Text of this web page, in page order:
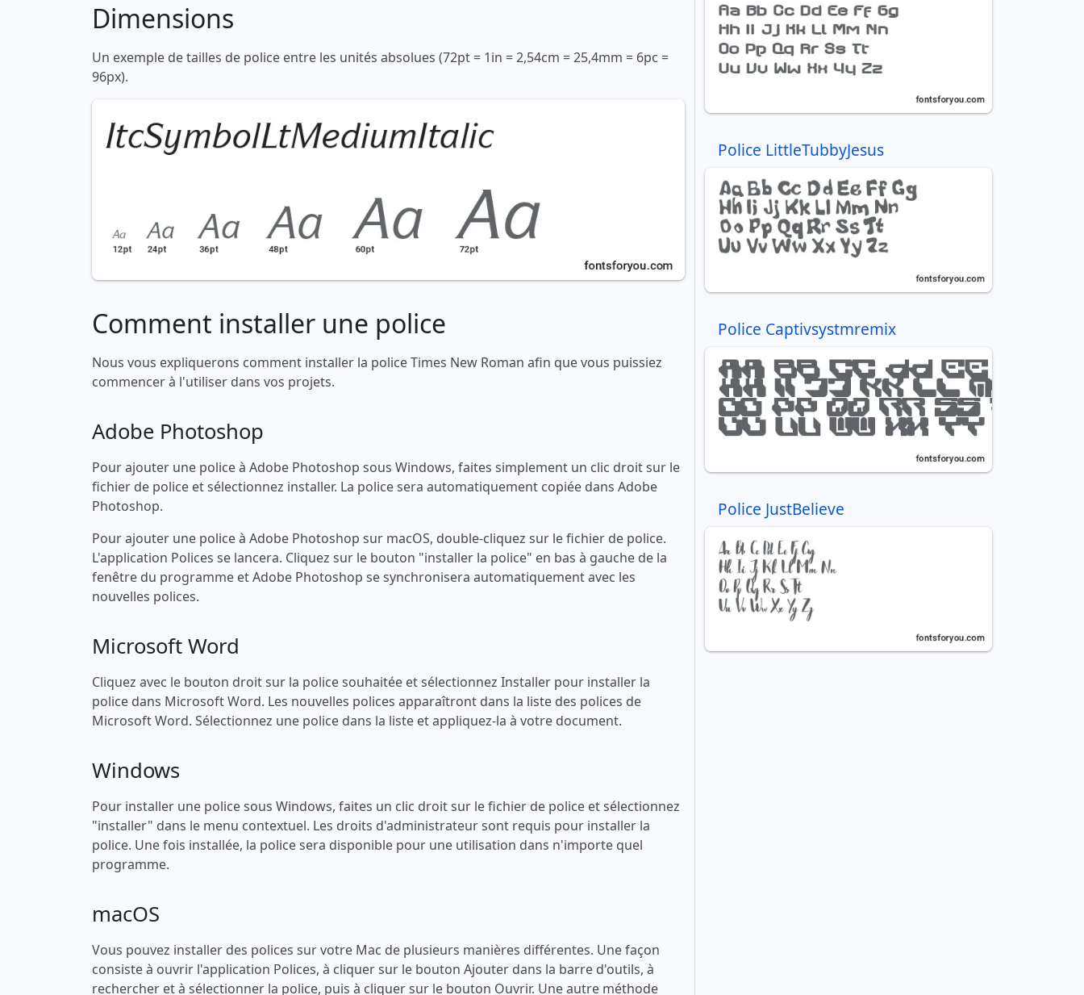
Dimensions
Un exemple de tailles de police entre les unités absolues (72pt = 1in = 2,54cm = 25,4mm = 6pc =
96px).
Comment installer une police
Nous vous expliquerons comment installer la police Times New Roman afin que vous puissiez
commencer à l'utiliser dans vos projets.
Adobe Photoshop
Pour ajouter une police à Adobe Photoshop sous Windows, faites simplement un clic droit sur le
fichier de police et sélectionnez installer. La police sera automatiquement copiée dans Adobe
Photoshop.
Pour ajouter une police à Adobe Photoshop sur macOS, double-cliquez sur le fichier de police.
L'application Polices se lancera. Cliquez sur le bouton "installer la police" en bas à gauche de la
fenêtre du programme et Adobe Photoshop se synchronisera automatiquement avec les
nouvelles polices.
Microsoft Word
Cliquez avec le bouton droit sur la police souhaitée et sélectionnez Installer pour installer la
police dans Microsoft Word. Les nouvelles polices apparaîtront dans la liste des polices de
Microsoft Word. Sélectionnez une police dans la liste et appliquez-la à votre document.
Windows
Pour installer une police sous Windows, faites un clic droit sur le fichier de police et sélectionnez
"installer" dans le menu contextuel. Les droits d'administrateur sont requis pour installer la
police. Une fois installée, la police sera disponible pour une utilisation dans n'importe quel
programme.
macOS
Vous pouvez installer des polices sur votre Mac de plusieurs manières différentes. Une façon
consiste à ouvrir l'application Polices, à cliquer sur le bouton Ajouter dans la barre d'outils, à
rechercher et à sélectionner la police, puis à cliquer sur le bouton Ouvrir. Une autre méthode
Police LittleTubbyJesus
Police Captivsystmremix
Police JustBelieve